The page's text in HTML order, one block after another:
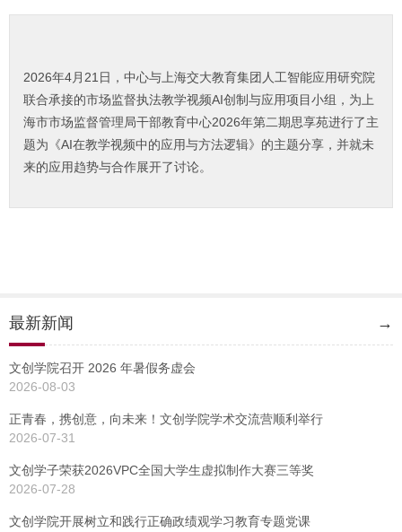
2026年4月21日，中心与上海交大教育集团人工智能应用研究院
联合承接的市场监督执法教学视频AI创制与应用项目小组，为上
海市市场监督管理局干部教育中心2026年第二期思享苑进行了主
题为《AI在教学视频中的应用与方法逻辑》的主题分享，并就未
来的应用趋势与合作展开了讨论。
最新新闻 →
文创学院召开 2026 年暑假务虚会
2026-08-03
正青春，携创意，向未来！文创学院学术交流营顺利举行
2026-07-31
文创学子荣获2026VPC全国大学生虚拟制作大赛三等奖
2026-07-28
文创学院开展树立和践行正确政绩观学习教育专题党课